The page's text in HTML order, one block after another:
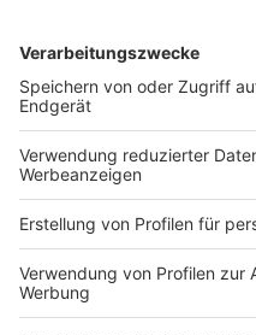
DEINE GEMERKTEN
Du hast dir noch keine
Markiere sie hierfür mit